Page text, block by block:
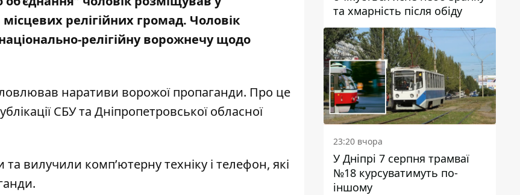
релігійних громад. Чоловік
релігійну ворожнечу щодо
наративи ворожої пропаганди. Про це
СБУта Дніпропетровської обласної
вилучили комп’ютерну техніку і телефон, які
та хмарність після обіду
23:20 вчора
У Дніпрі 7 серпня трамваї
№18 курсуватимуть по-
іншому